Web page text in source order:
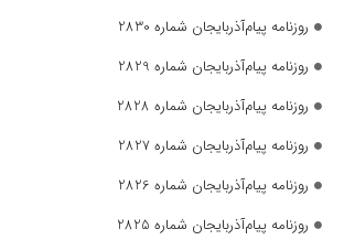
روزنامه پیام‌آذربایجان شماره 2830
روزنامه پیام‌آذربایجان شماره 2829
روزنامه پیام‌آذربایجان شماره 2828
روزنامه پیام‌آذربایجان شماره 2827
روزنامه پیام‌آذربایجان شماره 2826
روزنامه پیام‌آذربایجان شماره 2825